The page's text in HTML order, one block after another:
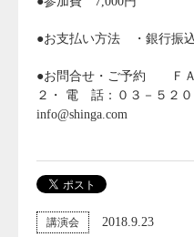
●お支払い方法 ・銀行振
●お問合せ・ご予約 ＦＡ
２・ 電 話：０３－５２０
info@shinga.com
講演会 2018.9.23